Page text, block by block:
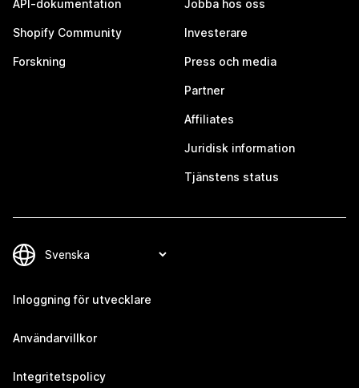
API-dokumentation
Shopify Community
Forskning
Jobba hos oss
Investerare
Press och media
Partner
Affiliates
Juridisk information
Tjänstens status
Inloggning för utvecklare
Användarvillkor
Integritetspolicy